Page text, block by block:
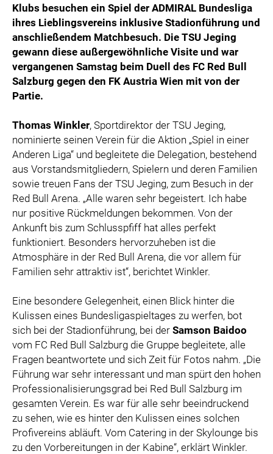
Klubs besuchen ein Spiel der ADMIRAL Bundesliga
ihres Lieblingsvereins inklusive Stadionführung und
anschließendem Matchbesuch. Die TSU Jeging
gewann diese außergewöhnliche Visite und war
vergangenen Samstag beim Duell des FC Red Bull
Salzburg gegen den FK Austria Wien mit von der
Partie.
Thomas Winkler, Sportdirektor der TSU Jeging,
nominierte seinen Verein für die Aktion „Spiel in einer
Anderen Liga“ und begleitete die Delegation, bestehend
aus Vorstandsmitgliedern, Spielern und deren Familien
sowie treuen Fans der TSU Jeging, zum Besuch in der
Red Bull Arena. „Alle waren sehr begeistert. Ich habe
nur positive Rückmeldungen bekommen. Von der
Ankunft bis zum Schlusspfiff hat alles perfekt
funktioniert. Besonders hervorzuheben ist die
Atmosphäre in der Red Bull Arena, die vor allem für
Familien sehr attraktiv ist“, berichtet Winkler.
Eine besondere Gelegenheit, einen Blick hinter die
Kulissen eines Bundesligaspieltages zu werfen, bot
sich bei der Stadionführung, bei der Samson Baidoo
vom FC Red Bull Salzburg die Gruppe begleitete, alle
Fragen beantwortete und sich Zeit für Fotos nahm. „Die
Führung war sehr interessant und man spürt den hohen
Professionalisierungsgrad bei Red Bull Salzburg im
gesamten Verein. Es war für alle sehr beeindruckend
zu sehen, wie es hinter den Kulissen eines solchen
Profivereins abläuft. Vom Catering in der Skylounge bis
zu den Vorbereitungen in der Kabine“, erklärt Winkler.